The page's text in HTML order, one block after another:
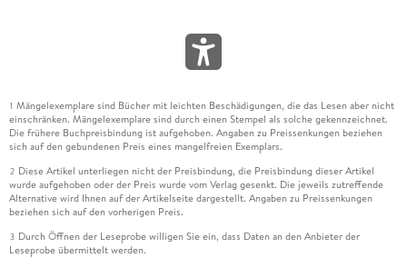
1 Mängelexemplare sind Bücher mit leichten Beschädigungen, die das Lesen aber nicht
einschränken. Mängelexemplare sind durch einen Stempel als solche gekennzeichnet.
Die frühere Buchpreisbindung ist aufgehoben. Angaben zu Preissenkungen beziehen
sich auf den gebundenen Preis eines mangelfreien Exemplars.
2 Diese Artikel unterliegen nicht der Preisbindung, die Preisbindung dieser Artikel
wurde aufgehoben oder der Preis wurde vom Verlag gesenkt. Die jeweils zutreffende
Alternative wird Ihnen auf der Artikelseite dargestellt. Angaben zu Preissenkungen
beziehen sich auf den vorherigen Preis.
3 Durch Öffnen der Leseprobe willigen Sie ein, dass Daten an den Anbieter der
Leseprobe übermittelt werden.